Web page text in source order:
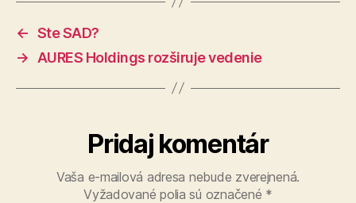
← Ste SAD?
→
AURES Holdings rozširuje vedenie
Pridaj komentár
Vaša e-mailová adresa nebude zverejnená.
Vyžadované polia sú označené *